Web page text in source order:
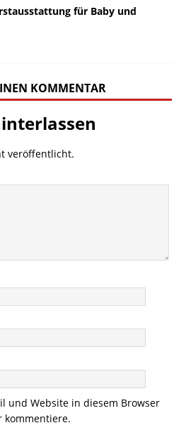
für Baby und
KOMMENTAR
veröffentlicht.
und Website in diesem Browser
kommentiere.